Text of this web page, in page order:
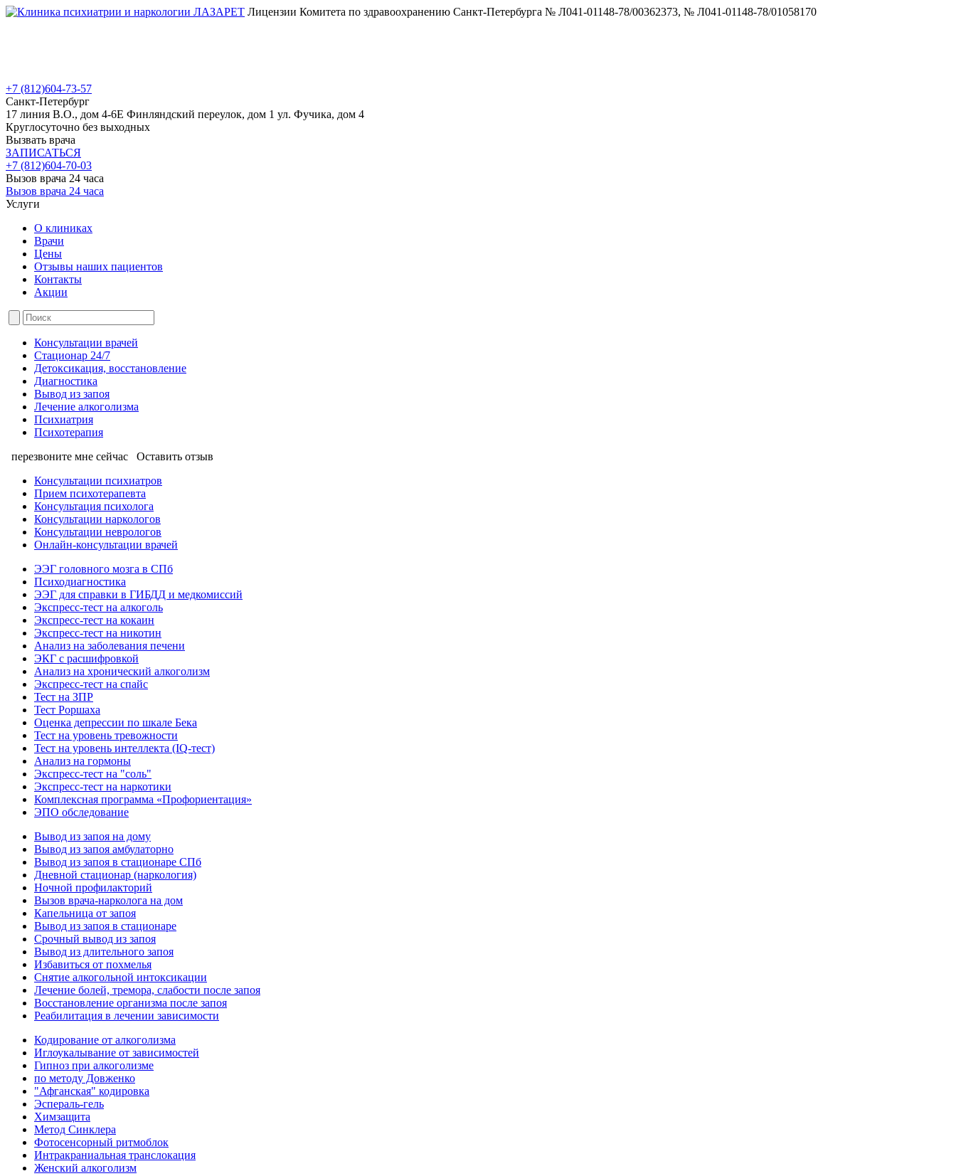
Лицензии Комитета по здравоохранению Санкт-Петербурга № Л041-01148-78/00362373, № Л041-01148-78/01058170
+7 (812)604-73-57
Санкт-Петербург
17 линия В.О., дом 4-6Е Финляндский переулок, дом 1 ул. Фучика, дом 4
Круглосуточно без выходных
Вызвать врача
ЗАПИСАТЬСЯ
+7 (812)604-70-03
Вызов врача 24 часа
Вызов врача 24 часа
Услуги
О клиниках
Врачи
Цены
Отзывы наших пациентов
Контакты
Акции
Консультации врачей
Стационар 24/7
Детоксикация, восстановление
Диагностика
Вывод из запоя
Лечение алкоголизма
Психиатрия
Психотерапия
перезвоните мне сейчас
Оставить отзыв
Консультации психиатров
Прием психотерапевта
Консультация психолога
Консультации наркологов
Консультации неврологов
Онлайн-консультации врачей
ЭЭГ головного мозга в СПб
Психодиагностика
ЭЭГ для справки в ГИБДД и медкомиссий
Экспресс-тест на алкоголь
Экспресс-тест на кокаин
Экспресс-тест на никотин
Анализ на заболевания печени
ЭКГ с расшифровкой
Анализ на хронический алкоголизм
Экспресс-тест на спайс
Тест на ЗПР
Тест Роршаха
Оценка депрессии по шкале Бека
Тест на уровень тревожности
Тест на уровень интеллекта (IQ-тест)
Анализ на гормоны
Экспресс-тест на "соль"
Экспресс-тест на наркотики
Комплексная программа «Профориентация»
ЭПО обследование
Вывод из запоя на дому
Вывод из запоя амбулаторно
Вывод из запоя в стационаре СПб
Дневной стационар (наркология)
Ночной профилакторий
Вызов врача-нарколога на дом
Капельница от запоя
Вывод из запоя в стационаре
Срочный вывод из запоя
Вывод из длительного запоя
Избавиться от похмелья
Снятие алкогольной интоксикации
Лечение болей, тремора, слабости после запоя
Восстановление организма после запоя
Реабилитация в лечении зависимости
Кодирование от алкоголизма
Иглоукалывание от зависимостей
Гипноз при алкоголизме
по методу Довженко
"Афганская" кодировка
Эспераль-гель
Химзащита
Метод Синклера
Фотосенсорный ритмоблок
Интракраниальная транслокация
Женский алкоголизм